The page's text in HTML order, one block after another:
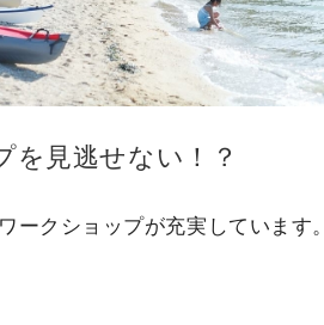
を見逃せない！？
ークショップが充実しています。